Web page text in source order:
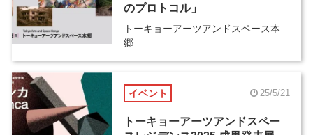
のプロトコル」
トーキョーアーツアンドスペース本
郷
イベント 25/5/21
トーキョーアーツアンドスペー